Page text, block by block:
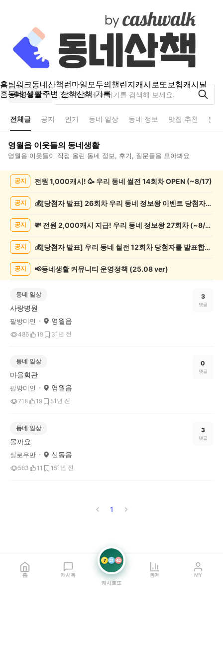
홈팀워크동네산책런마일모두의챌린지캐시로또보험캐시딜
홈동네 생활주변 산책산책 기록
영월읍
전체글 공지 인기 동네 일상 동네 정보 맛집 추천 분
영월읍 이웃들의 동네생활
영월읍 이웃들이 직접 올린 동네 정보, 후기, 질문들을 모아봐요
공지 전원 1,000캐시! 🥳 우리 동네 썰전 14회차 OPEN (~8/17)
공지 💰[당첨자 발표] 26회차 우리 동네 정보왕 이벤트 당첨자를 발표합니다!
공지 💸 전원 2,000캐시 지급! 우리 동네 정보왕 27회차 (~8/10)
공지 💰[당첨자 발표] 우리 동네 썰전 12회차 당첨자를 발표합니다!
공지 📢동네생활 커뮤니티 운영정책 (25.08 ver)
동네 일상
사랑병원
팔방미인 영월읍
486 19 31년 전
3
댓글
동네 일상
마을회관
팔방미인 영월읍
718 19 51년 전
0
댓글
동네 일상
몰까요
살로우만 신동읍
583 11 151년 전
3
댓글
1
홈 캐시톡
7 21 42
캐시로또
통계 MY